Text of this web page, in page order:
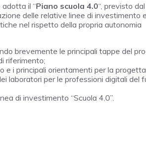
adotta il “Piano scuola 4.0“, previsto dal
delle relative linee di investimento
nel rispetto della propria autonomia
brevemente le principali tappe del
riferimento;
e i principali orientamenti per la
laboratori per le professioni digitali del
di investimento “Scuola 4.0”.